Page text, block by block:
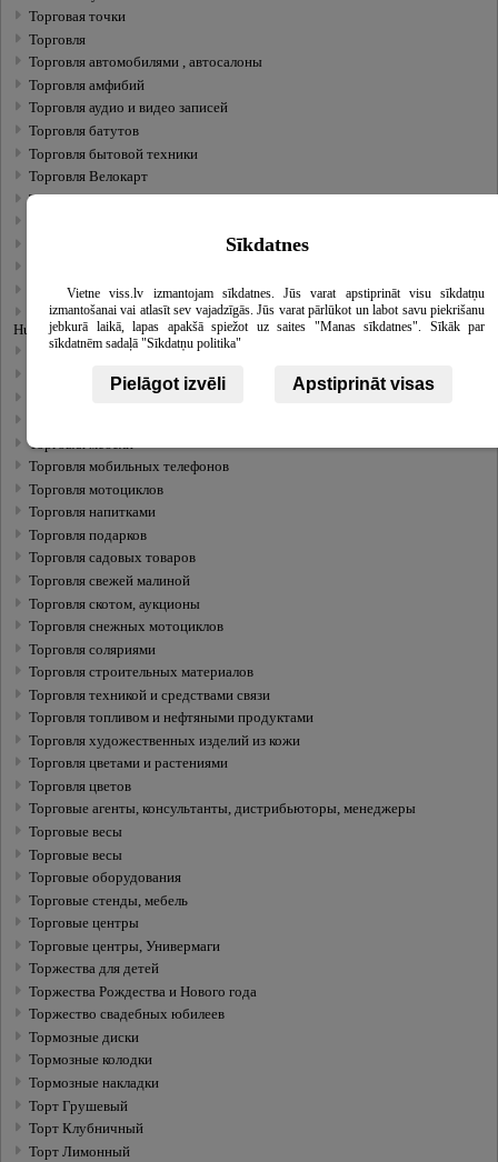
Торговая точки
Торговля
Торговля автомобилями , автосалоны
Торговля амфибий
Торговля аудио и видео записей
Торговля батутов
Торговля бытовой техники
Торговля Велокарт
Торговля весами
Торговля и ремонт техники
Торговля и прокат шлифовальных паркетных машин ”Lagler” (Trio,
Hummel, Omega, Unico)
Торговля изделий из металла
Торговля инвентаря боулинга
Торговля мебели
Торговля мобильных телефонов
Торговля мотоциклов
Торговля напитками
Торговля подарков
Торговля садовых товаров
Торговля свежей малиной
Торговля скотом, аукционы
Торговля снежных мотоциклов
Торговля соляриями
Торговля строительных материалов
Торговля техникой и средствами связи
Торговля топливом и нефтяными продуктами
Торговля художественных изделий из кожи
Торговля цветами и растениями
Торговля цветов
Торговые агенты, консультанты, дистрибьюторы, менеджеры
Торговые весы
Торговые весы
Торговые оборудования
Торговые стенды, мебель
Торговые центры
Торговые центры, Универмаги
Торжества для детей
Торжества Рождества и Нового года
Торжество свадебных юбилеев
Тормозные диски
Тормозные колодки
Тормозные накладки
Торт Грушевый
Торт Клубничный
Торт Лимонный
Sīkdatnes
Vietne viss.lv izmantojam sīkdatnes. Jūs varat apstiprināt visu sīkdatņu
izmantošanai vai atlasīt sev vajadzīgās. Jūs varat pārlūkot un labot savu piekrišanu
jebkurā laikā, lapas apakšā spiežot uz saites "Manas sīkdatnes". Sīkāk par
sīkdatnēm sadaļā "Sīkdatņu politika"
Pielāgot izvēli Apstiprināt visas